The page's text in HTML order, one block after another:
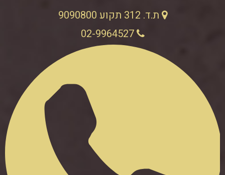
ת.ד. 312 תקוע 9090800
02-9964527